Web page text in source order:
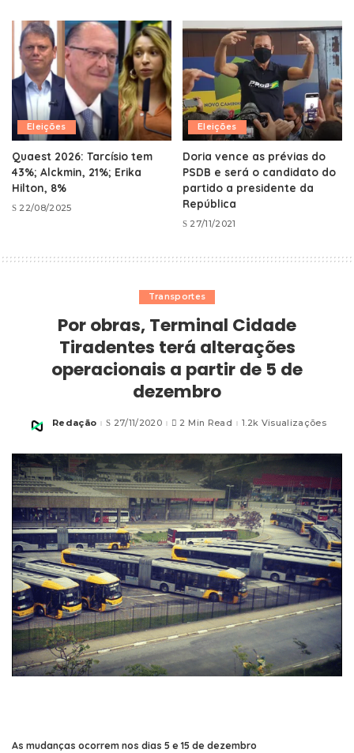
Eleições
Quaest 2026: Tarcísio tem
43%; Alckmin, 21%; Erika
Hilton, 8%
22/08/2025
Eleições
Doria vence as prévias do
PSDB e será o candidato do
partido a presidente da
República
27/11/2021
Transportes
Por obras, Terminal Cidade
Tiradentes terá alterações
operacionais a partir de 5 de
dezembro
Posted
Redação 27/11/2020 2 Min Read 1.2k Visualizações
As mudanças ocorrem nos dias 5 e 15 de dezembro